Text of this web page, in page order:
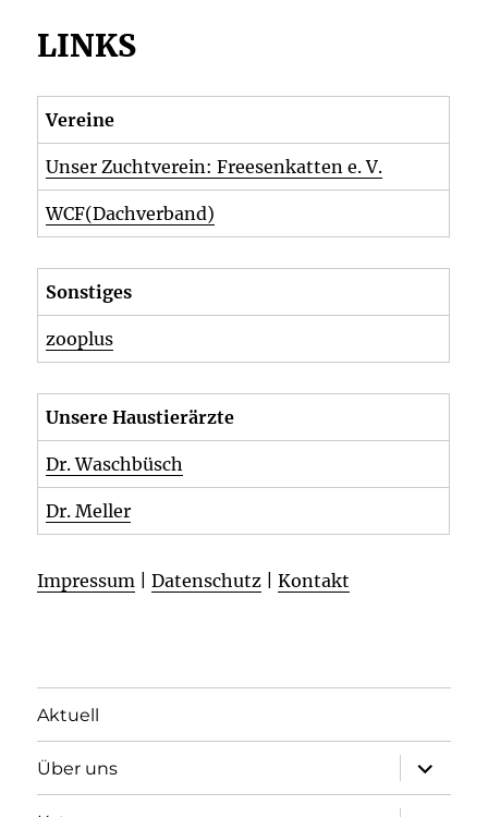
LINKS
Vereine
Unser Zuchtverein: Freesenkatten e. V.
WCF(Dachverband)
Sonstiges
zooplus
Unsere Haustierärzte
Dr. Waschbüsch
Dr. Meller
Impressum |Datenschutz |Kontakt
Aktuell
Über uns
öffnen